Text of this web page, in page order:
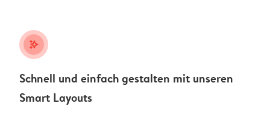
stars_plus
Schnell und einfach gestalten mit unseren
Smart Layouts